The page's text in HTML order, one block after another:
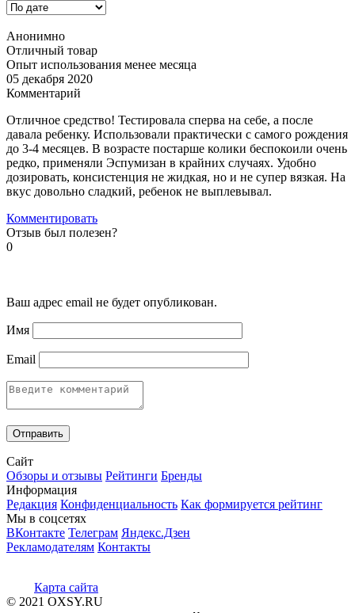
Анонимно
Отличный товар
Опыт использования менее месяца
05 декабря 2020
Комментарий
Отличное средство! Тестировала сперва на себе, а после
давала ребенку. Использовали практически с самого рождения
до 3-4 месяцев. В возрасте постарше колики беспокоили очень
редко, применяли Эспумизан в крайних случаях. Удобно
дозировать, консистенция не жидкая, но и не супер вязкая. На
вкус довольно сладкий, ребенок не выплевывал.
Комментировать
Отзыв был полезен?
0
Ваш адрес email не будет опубликован.
Имя
Email
Сайт
Обзоры и отзывы Рейтинги Бренды
Информация
Редакция Конфиденциальность Как формируется рейтинг
Мы в соцсетях
ВКонтакте Телеграм Яндекс.Дзен
Рекламодателям Контакты
Карта сайта
© 2021 OXSY.RU